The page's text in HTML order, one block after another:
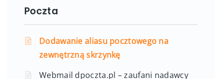
Poczta
Dodawanie aliasu pocztowego na
zewnętrzną skrzynkę
Webmail dpoczta.pl – zaufani nadawcy